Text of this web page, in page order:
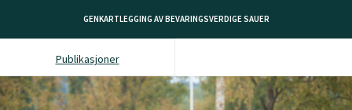
GENKARTLEGGING AV BEVARINGSVERDIGE SAUER
Publikasjoner